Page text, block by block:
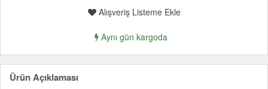
Alışveriş Listeme Ekle
Aynı gün kargoda
Ürün Açıklaması